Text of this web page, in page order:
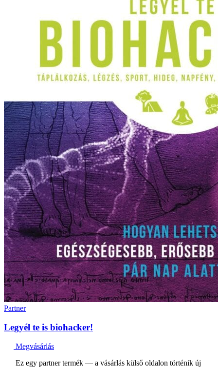
Partner
Legyél te is biohacker!
Megvásárlás
Ez egy partner termék — a vásárlás külső oldalon történik új